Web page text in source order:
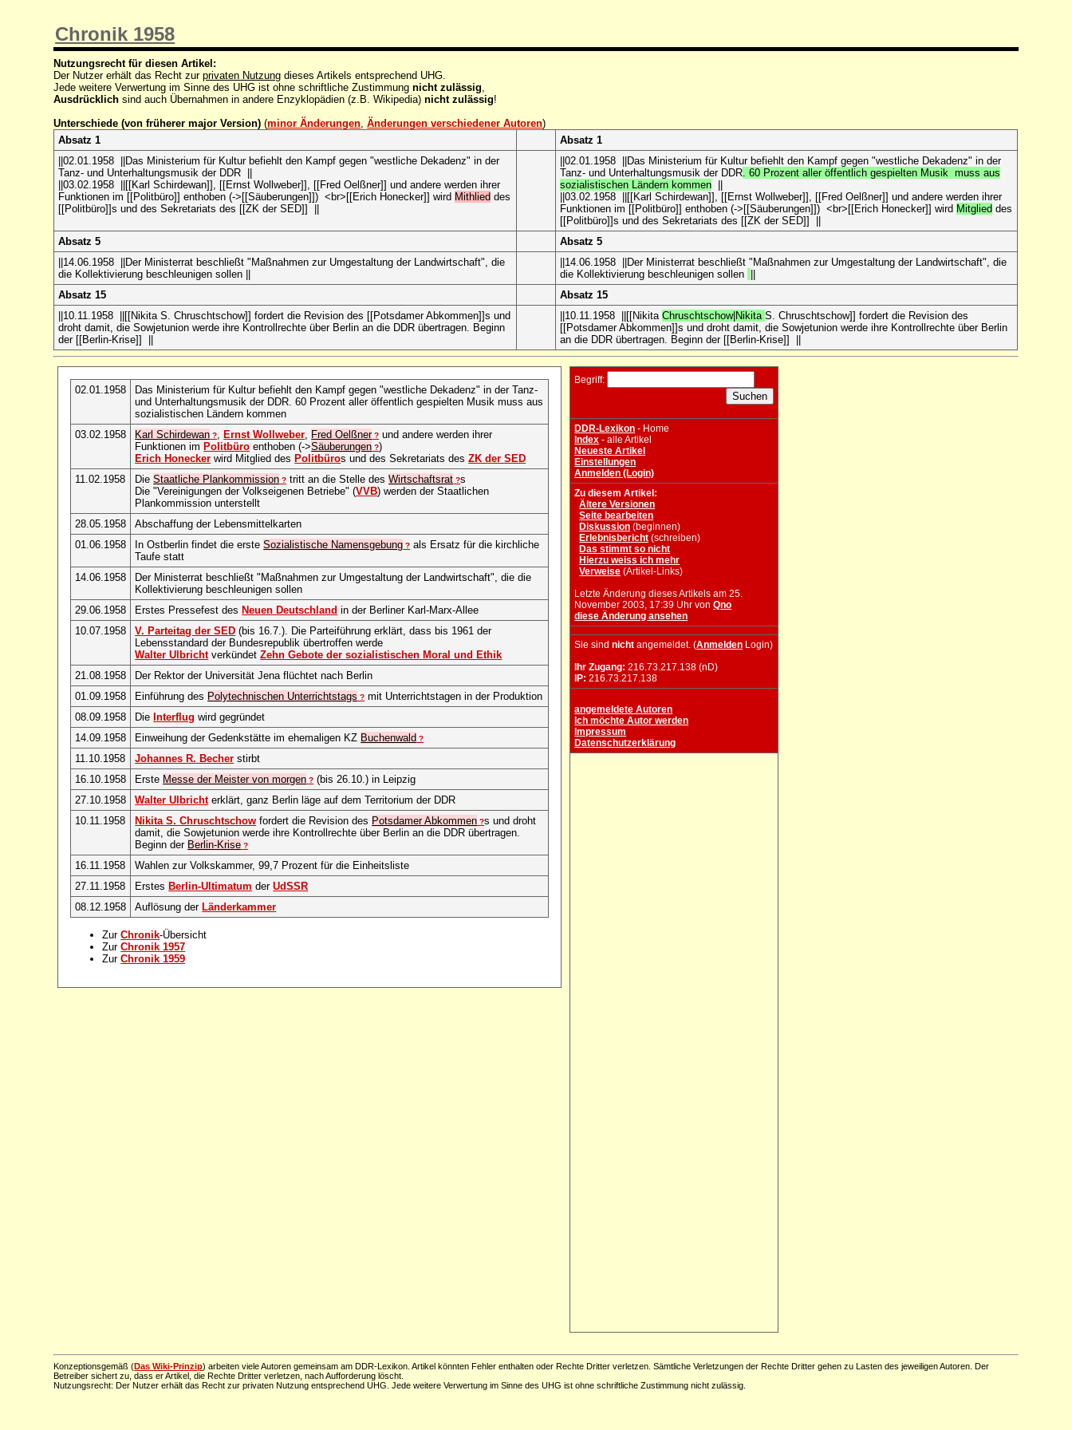
Chronik 1958
Nutzungsrecht für diesen Artikel:
Der Nutzer erhält das Recht zurprivaten Nutzung dieses Artikels entsprechend UHG.
Jede weitere Verwertung im Sinne des UHG ist ohne schriftliche Zustimmungnicht zulässig
Ausdrücklich sind auch Übernahmen in andere Enzyklopädien (z.B. Wikipedia)nicht zulässig!
Unterschiede (von früherer major Version) (minor Änderungen ,Änderungen verschiedener Autoren)
Absatz 1
Absatz 1
||02.01.1958 ||Das Ministerium für Kultur befiehlt den Kampf gegen "westliche Dekadenz" in der
Tanz- und Unterhaltungsmusik der DDR
||03.02.1958 ||[[Karl Schirdewan]], [[Ernst Wollweber]], [[Fred Oelßner]] und andere werden ihrer
Funktionen im [[Politbüro]] enthoben (->[[Säuberungen]]) <br>[[Erich Honecker]] wird Mithlied des
[[Politbüro]]s und des Sekretariats des [[ZK der SED]] ||
||02.01.1958 ||Das Ministerium für Kultur befiehlt den Kampf gegen "westliche Dekadenz" in der
Tanz- und Unterhaltungsmusik der DDR . 60 Prozent aller öffentlich gespielten Musik muss aus
sozialistischen Ländern kommen
||03.02.1958 ||[[Karl Schirdewan]], [[Ernst Wollweber]], [[Fred Oelßner]] und andere werden ihrer
Funktionen im [[Politbüro]] enthoben (->[[Säuberungen]]) <br>[[Erich Honecker]] wird Mitglied des
[[Politbüro]]s und des Sekretariats des [[ZK der SED]] ||
Absatz 5
Absatz 5
||14.06.1958 ||Der Ministerrat beschließt "Maßnahmen zur Umgestaltung der Landwirtschaft", die
die Kollektivierung beschleunigen sollen
||14.06.1958 ||Der Ministerrat beschließt "Maßnahmen zur Umgestaltung der Landwirtschaft", die
die Kollektivierung beschleunigen sollen
Absatz 15
Absatz 15
||10.11.1958 ||[[NikitaS. Chruschtschow]] fordert die Revision des [[Potsdamer Abkommen]]s und
droht damit, die Sowjetunion werde ihre Kontrollrechte über Berlin an die DDR übertragen. Beginn
der [[Berlin-Krise]] ||
||10.11.1958 ||[[NikitaChruschtschow|NikitaS. Chruschtschow]] fordert die Revision des
[[Potsdamer Abkommen]]s und droht damit, die Sowjetunion werde ihre Kontrollrechte über Berlin
an die DDR übertragen. Beginn der [[Berlin-Krise]] ||
02.01.1958
Das Ministerium für Kultur befiehlt den Kampf gegen "westliche Dekadenz" in der Tanz-
und Unterhaltungsmusik der DDR. 60 Prozent aller öffentlich gespielten Musik muss aus
sozialistischen Ländern kommen
03.02.1958
Karl Schirdewan ?, Ernst Wollweber, Fred Oelßner? und andere werden ihrer
Funktionen im Politbüro enthoben (->Säuberungen ?)
Erich Honecker wird Mitglied des Politbüros und des Sekretariats desZK der SED
11.02.1958
DieStaatliche Plankommission ? tritt an die Stelle desWirtschaftsrat ?s
Die "Vereinigungen der Volkseigenen Betriebe" (VVB) werden der Staatlichen
Plankommission unterstellt
28.05.1958
Abschaffung der Lebensmittelkarten
01.06.1958
In Ostberlin findet die ersteSozialistische Namensgebung ? als Ersatz für die kirchliche
Taufe statt
14.06.1958
Der Ministerrat beschließt "Maßnahmen zur Umgestaltung der Landwirtschaft", die die
Kollektivierung beschleunigen sollen
29.06.1958
Erstes Pressefest des Neuen Deutschland in der Berliner Karl-Marx-Allee
10.07.1958
V. Parteitag der SED (bis 16.7.). Die Parteiführung erklärt, dass bis 1961 der
Lebensstandard der Bundesrepublik übertroffen werde
Walter UlbrichtverkündetZehn Gebote der sozialistischen Moral und Ethik
21.08.1958
Der Rektor der Universität Jena flüchtet nach Berlin
01.09.1958
Einführung des Polytechnischen Unterrichtstags ? mit Unterrichtstagen in der Produktion
08.09.1958
Die Interflug wird gegründet
14.09.1958
Einweihung der Gedenkstätte im ehemaligen KZ Buchenwald ?
11.10.1958 Johannes R. Becher stirbt
16.10.1958
Erste Messe der Meister von morgen ? (bis 26.10.) in Leipzig
27.10.1958
Walter Ulbrichterklärt, ganz Berlin läge auf dem Territorium der DDR
10.11.1958
Nikita S. Chruschtschow fordert die Revision des Potsdamer Abkommen ?s und droht
damit, die Sowjetunion werde ihre Kontrollrechte über Berlin an die DDR übertragen.
Beginn der Berlin-Krise ?
16.11.1958
Wahlen zur Volkskammer, 99,7 Prozent für die Einheitsliste
27.11.1958
Erstes Berlin-Ultimatum derUdSSR
08.12.1958
Auflösung der Länderkammer
ZurChronik-Übersicht
ZurChronik 1957
ZurChronik 1959
Begriff:
DDR-Lexikon - Home
Index - alle Artikel
Neueste Artikel
Einstellungen
Anmelden (Login)
Zu diesem Artikel:
Ältere Versionen
Seite bearbeiten
Diskussion (beginnen)
Erlebnisbericht (schreiben)
Das stimmt so nicht
Hierzu weiss ich mehr
Verweise (Artikel-Links)
Letzte Änderung dieses Artikels am 25.
November 2003, 17:39 Uhr vonQno
diese Änderung ansehen
Sie sindnicht angemeldet. (Anmelden Login)
Ihr Zugang: 216.73.217.138 (nD)
IP: 216.73.217.138
angemeldete Autoren
Ich möchte Autor werden
Impressum
Datenschutzerklärung
Konzeptionsgemäß (Das Wiki-Prinzip) arbeiten viele Autoren gemeinsam am DDR-Lexikon. Artikel könnten Fehler enthalten oder Rechte Dritter verletzen. Sämtliche Verletzungen der Rechte Dritter gehen zu Lasten des jeweiligen Autoren. Der
Betreiber sichert zu, dass er Artikel, die Rechte Dritter verletzen, nach Aufforderung löscht.
Nutzungsrecht: Der Nutzer erhält das Recht zur privaten Nutzung entsprechend UHG. Jede weitere Verwertung im Sinne des UHG ist ohne schriftliche Zustimmung nicht zulässig.